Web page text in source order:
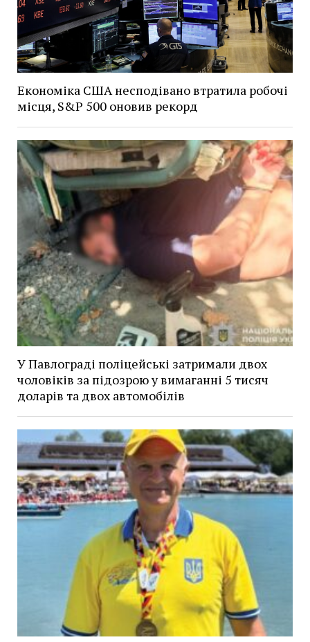
Економіка США несподівано втратила робочі
місця, S&P 500 оновив рекорд
У Павлограді поліцейські затримали двох
чоловіків за підозрою у вимаганні 5 тисяч
доларів та двох автомобілів